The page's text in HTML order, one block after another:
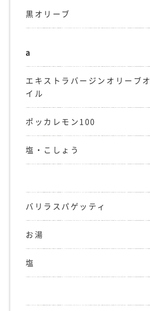
黒オリーブ
a
エキストラバージンオリーブオ
イル
ポッカレモン100
塩・こしょう
バリラスパゲッティ
お湯
塩